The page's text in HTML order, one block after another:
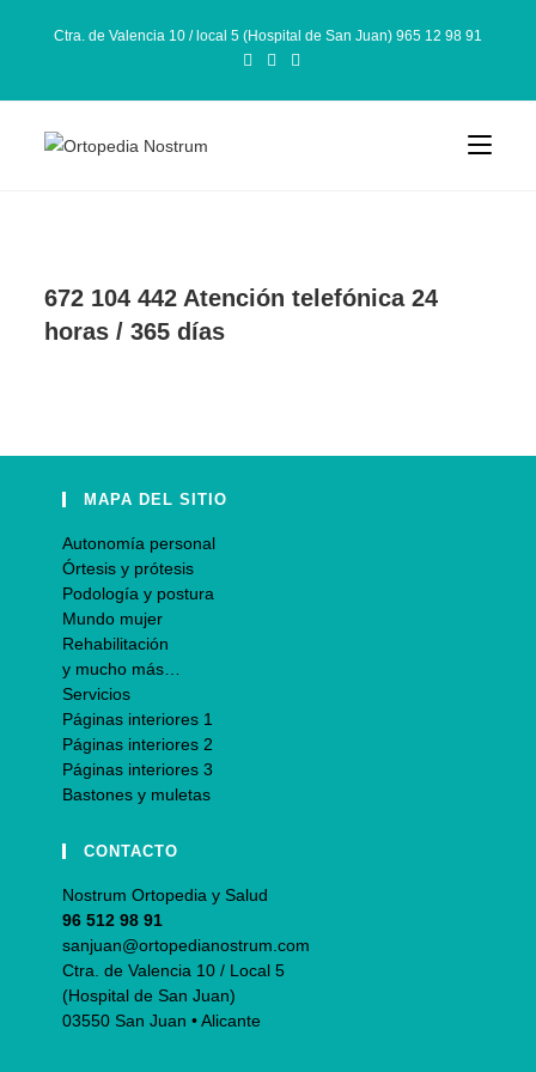
Ctra. de Valencia 10 / local 5 (Hospital de San Juan) 965 12 98 91
672 104 442 Atención telefónica 24
horas / 365 días
MAPA DEL SITIO
Autonomía personal
Órtesis y prótesis
Podología y postura
Mundo mujer
Rehabilitación
y mucho más…
Servicios
Páginas interiores 1
Páginas interiores 2
Páginas interiores 3
Bastones y muletas
CONTACTO
Nostrum Ortopedia y Salud
96 512 98 91
sanjuan@ortopedianostrum.com
Ctra. de Valencia 10 / Local 5
(Hospital de San Juan)
03550 San Juan • Alicante